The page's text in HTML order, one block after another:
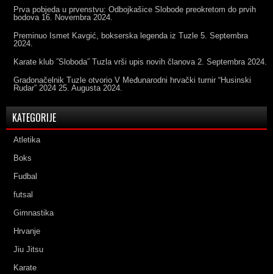
Prva pobjeda u prvenstvu: Odbojkašice Slobode preokretom do prvih
bodova 16. Novembra 2024.
Preminuo Ismet Kavgić, bokserska legenda iz Tuzle 5. Septembra
2024.
Karate klub ˝Sloboda˝ Tuzla vrši upis novih članova 2. Septembra 2024.
Gradonačelnik Tuzle otvorio V Međunarodni hrvački turnir “Husinski
Rudar” 2024 25. Augusta 2024.
KATEGORIJE
Atletika
Boks
Fudbal
futsal
Gimnastika
Hrvanje
Jiu Jitsu
Karate